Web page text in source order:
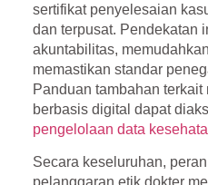
sertifikat penyelesaian
dan terpusat. Pendekatan
akuntabilitas,
memastikan standar
Panduan tambahan
berbasis digital dapat
pengelolaan data
Secara keseluruhan,